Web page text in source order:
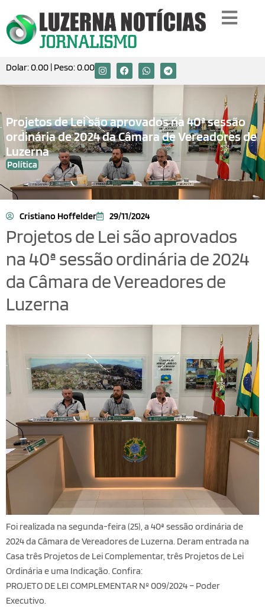
Dolar:0.00 | Peso:0.00
Projetos de Lei são aprovados na 40ª sessão
ordinária de 2024 da Câmara de Vereadores de
Luzerna
Política
Cristiano Hoffelder 29/11/2024
Projetos de Lei são aprovados
na 40ª sessão ordinária de 2024
da Câmara de Vereadores de
Luzerna
Foi realizada na segunda-feira (25), a 40ª sessão ordinária de
2024 da Câmara de Vereadores de Luzerna. Deram entrada na
Casa três Projetos de Lei Complementar, três Projetos de Lei
Ordinária e uma Indicação. Confira:
PROJETO DE LEI COMPLEMENTAR Nº 009/2024 – Poder
Executivo.